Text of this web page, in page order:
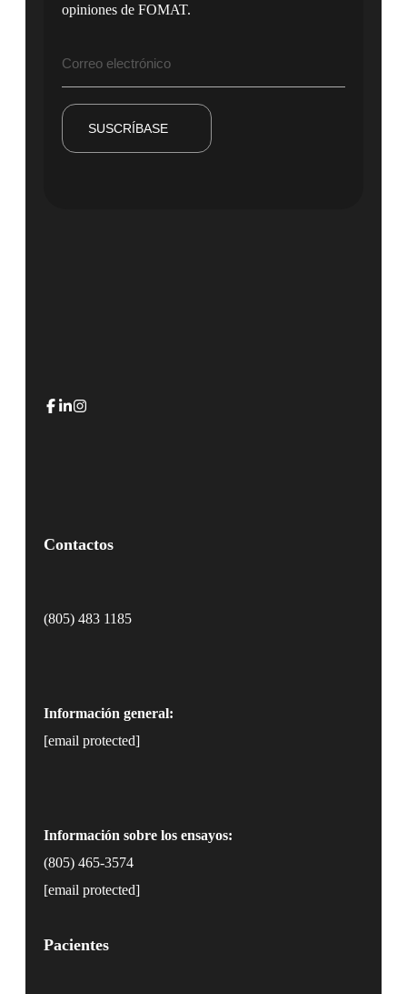
opiniones de FOMAT.
SUSCRÍBASE
Contactos
(805) 483 1185
Información general:
[email protected]
Información sobre los ensayos:
(805) 465-3574
[email protected]
Pacientes